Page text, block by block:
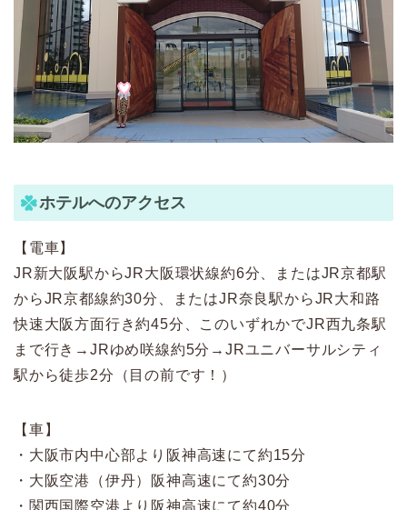
ホテルへのアクセス
【電車】
JR新大阪駅からJR大阪環状線約6分、またはJR京都駅
からJR京都線約30分、またはJR奈良駅からJR大和路
快速大阪方面行き約45分、このいずれかでJR西九条駅
まで行き→JRゆめ咲線約5分→JRユニバーサルシティ
駅から徒歩2分（目の前です！）
【車】
・大阪市内中心部より阪神高速にて約15分
・大阪空港（伊丹）阪神高速にて約30分
・関西国際空港より阪神高速にて約40分